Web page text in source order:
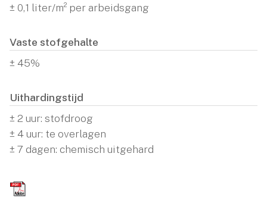
± 0,1 liter/m² per arbeidsgang
Vaste stofgehalte
± 45%
Uithardingstijd
± 2 uur: stofdroog
± 4 uur: te overlagen
± 7 dagen: chemisch uitgehard